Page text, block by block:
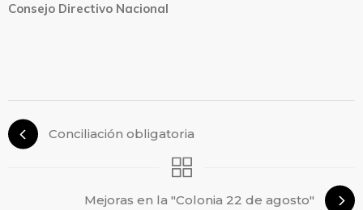
Consejo Directivo Nacional
Conciliación obligatoria
Mejoras en la "Colonia 22 de agosto"